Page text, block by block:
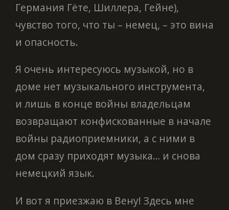
Германия Гёте, Шиллера, Гейне),
чувство того, что ты – немец, – это вина
и опасность.
Я очень интересуюсь музыкой, но в
доме нет музыкального инструмента,
и лишь в конце войны владельцам
возвращают конфискованные в начале
войны радиоприемники, а с ними в
дом сразу приходят музыка… и снова
немецкий язык.
И вот я приезжаю в Вену! Здесь мне